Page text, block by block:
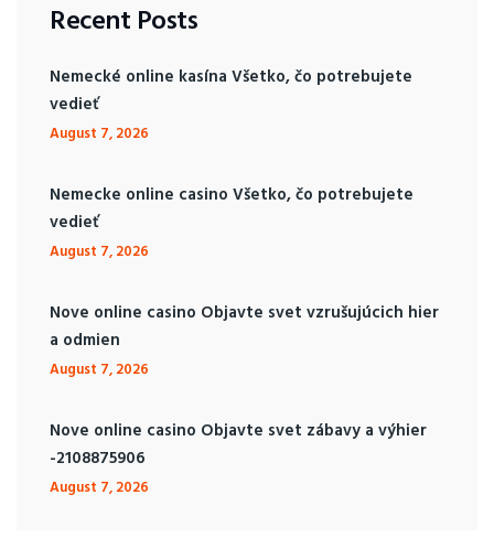
Recent Posts
Nemecké online kasína Všetko, čo potrebujete
vedieť
August 7, 2026
Nemecke online casino Všetko, čo potrebujete
vedieť
August 7, 2026
Nove online casino Objavte svet vzrušujúcich hier
a odmien
August 7, 2026
Nove online casino Objavte svet zábavy a výhier
-2108875906
August 7, 2026